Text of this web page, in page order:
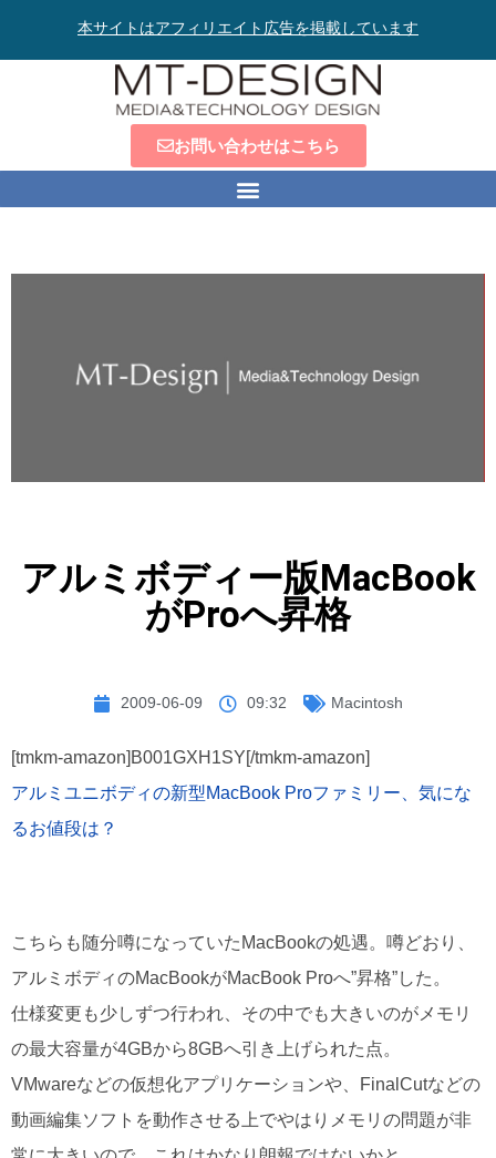
本サイトはアフィリエイト広告を掲載しています
お問い合わせはこちら
アルミボディー版MacBook
がProへ昇格
2009-06-09 09:32 Macintosh
[tmkm-amazon]B001GXH1SY[/tmkm-amazon]
アルミユニボディの新型MacBook Proファミリー、気にな
るお値段は？
こちらも随分噂になっていたMacBookの処遇。噂どおり、
アルミボディのMacBookがMacBook Proへ”昇格”した。
仕様変更も少しずつ行われ、その中でも大きいのがメモリ
の最大容量が4GBから8GBへ引き上げられた点。
VMwareなどの仮想化アプリケーションや、FinalCutなどの
動画編集ソフトを動作させる上でやはりメモリの問題が非